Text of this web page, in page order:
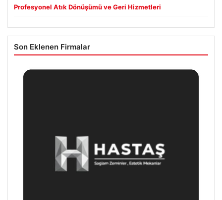
Profesyonel Atık Dönüşümü ve Geri Hizmetleri
Son Eklenen Firmalar